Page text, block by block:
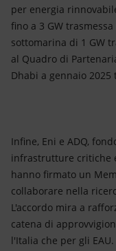
per energia
fino a 3 GW
sottomarina di 1 GW
al Quadro di
Dhabi a gennaio 2025
Infine, Eni e ADQ,
infrastrutture critiche
hanno firmato un
collaborare nella
L'accordo mira a
catena di
l'Italia che per gli EAU.